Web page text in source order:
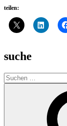
teilen:
suche
Suche
nach: